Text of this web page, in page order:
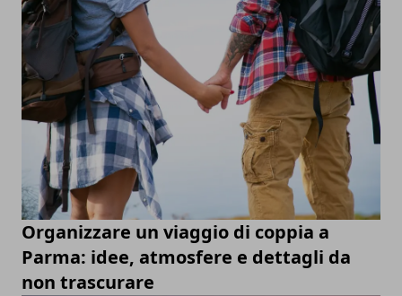
Organizzare un viaggio di coppia a
Parma: idee, atmosfere e dettagli da
non trascurare